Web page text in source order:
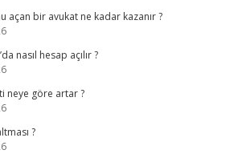
açan bir avukat ne kadar kazanır ?
nasıl hesap açılır ?
neye göre artar ?
?